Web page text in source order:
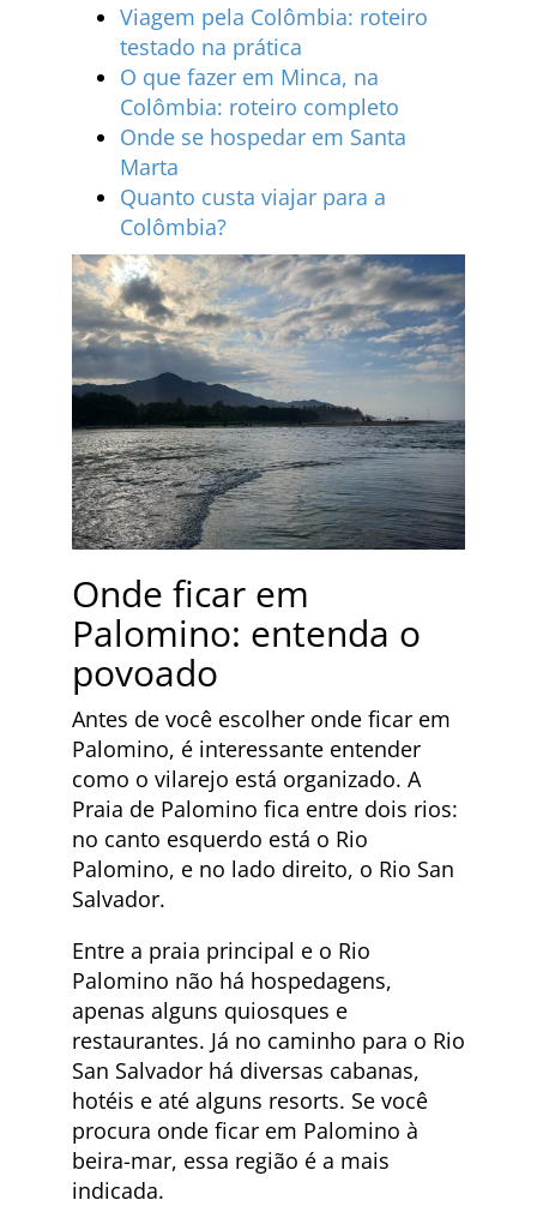
Viagem pela Colômbia: roteiro
testado na prática
O que fazer em Minca, na
Colômbia: roteiro completo
Onde se hospedar em Santa
Marta
Quanto custa viajar para a
Colômbia?
Onde ficar em
Palomino: entenda o
povoado
Antes de você escolher onde ficar em
Palomino, é interessante entender
como o vilarejo está organizado. A
Praia de Palomino fica entre dois rios:
no canto esquerdo está o Rio
Palomino, e no lado direito, o Rio San
Salvador.
Entre a praia principal e o Rio
Palomino não há hospedagens,
apenas alguns quiosques e
restaurantes. Já no caminho para o Rio
San Salvador há diversas cabanas,
hotéis e até alguns resorts. Se você
procura onde ficar em Palomino à
beira-mar, essa região é a mais
indicada.